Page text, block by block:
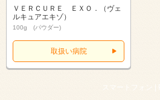
ＶＥＲＣＵＲＥ ＥＸＯ．（ヴェ
ルキュアエキゾ）
100g (パウダー)
取扱い病院
スマートフォン |